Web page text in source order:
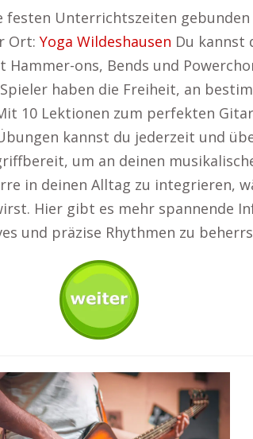
Unterrichtszeiten
Ort: Yoga Wildeshausen Du kannst
ons, Bends und
haben die Freiheit, an
10 Lektionen zum perfekten
kannst du jederzeit und
um an deinen
in deinen Alltag zu integrieren,
Hier gibt es mehr spannende
und präzise Rhythmen zu